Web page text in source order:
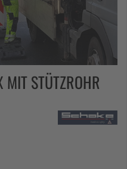
MIT STÜTZROHR